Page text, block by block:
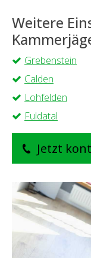
Weitere
Grebenstein
Calden
Lohfelden
Fuldatal
Jetzt